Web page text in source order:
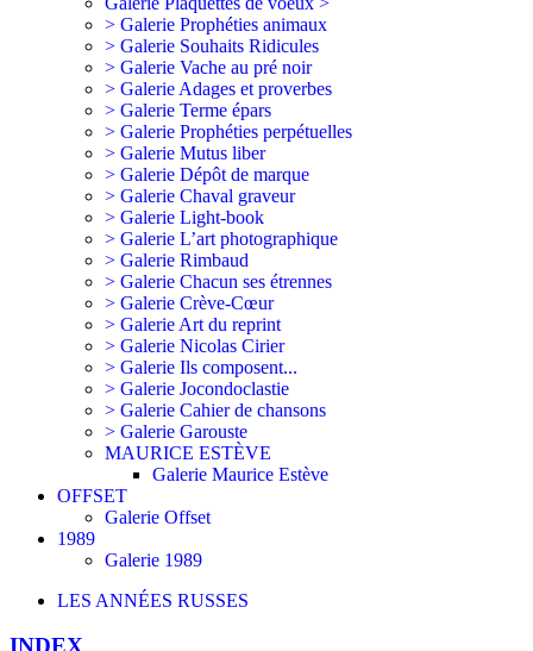
> Galerie Prophéties animaux
> Galerie Souhaits Ridicules
> Galerie Vache au pré noir
> Galerie Adages et proverbes
> Galerie Terme épars
> Galerie Prophéties perpétuelles
> Galerie Mutus liber
> Galerie Dépôt de marque
> Galerie Chaval graveur
> Galerie Light-book
> Galerie L’art photographique
> Galerie Rimbaud
> Galerie Chacun ses étrennes
> Galerie Crève-Cœur
> Galerie Art du reprint
> Galerie Nicolas Cirier
> Galerie Ils composent...
> Galerie Jocondoclastie
> Galerie Cahier de chansons
> Galerie Garouste
MAURICE ESTÈVE
Galerie Maurice Estève
OFFSET
Galerie Offset
1989
Galerie 1989
LES ANNÉES RUSSES